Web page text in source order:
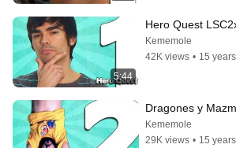
5:44
Hero Quest
Kememole
42K views • 15
Dragones y
Kememole
29K views • 15